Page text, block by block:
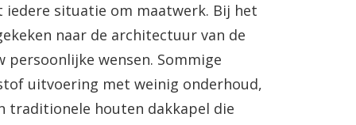
situatie om maatwerk. Bij het
naar de architectuur van de
wensen. Sommige
uitvoering met weinig onderhoud,
traditionele houten dakkapel die